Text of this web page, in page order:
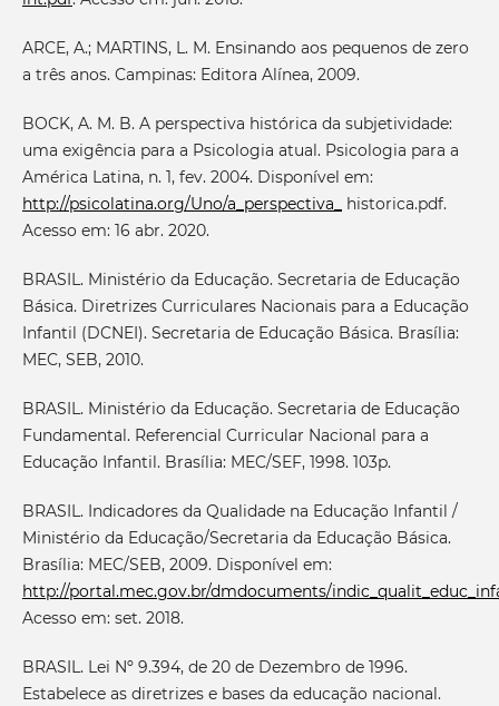
ARCE, A.; MARTINS, L. M. Ensinando aos pequenos de zero
a três anos. Campinas: Editora Alínea, 2009.
BOCK, A. M. B. A perspectiva histórica da subjetividade:
uma exigência para a Psicologia atual. Psicologia para a
América Latina, n. 1, fev. 2004. Disponível em:
http://psicolatina.org/Uno/a_perspectiva_
historica.pdf.
Acesso em: 16 abr. 2020.
BRASIL. Ministério da Educação. Secretaria de Educação
Básica. Diretrizes Curriculares Nacionais para a Educação
Infantil (DCNEI). Secretaria de Educação Básica. Brasília:
MEC, SEB, 2010.
BRASIL. Ministério da Educação. Secretaria de Educação
Fundamental. Referencial Curricular Nacional para a
Educação Infantil. Brasília: MEC/SEF, 1998. 103p.
BRASIL. Indicadores da Qualidade na Educação Infantil /
Ministério da Educação/Secretaria da Educação Básica.
Brasília: MEC/SEB, 2009. Disponível em:
http://portal.mec.gov.br/dmdocuments/
Acesso em: set. 2018.
BRASIL. Lei Nº 9.394, de 20 de Dezembro de 1996.
Estabelece as diretrizes e bases da educação nacional.